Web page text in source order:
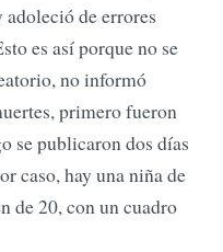
de errores
es así porque no se
no informó
primero fueron
se publicaron dos días
caso, hay una niña de
de 20, con un cuadro